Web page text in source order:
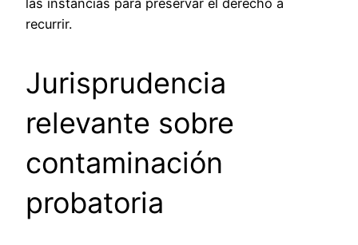
recurrir.
Jurisprudencia
relevante sobre
contaminación
probatoria